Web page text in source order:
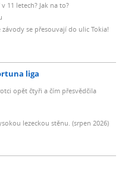
11 letech? Jak na to?
se přesouvají do ulic Tokia!
liga
opět čtyři a čím přesvědčila
lezeckou stěnu. (srpen 2026)